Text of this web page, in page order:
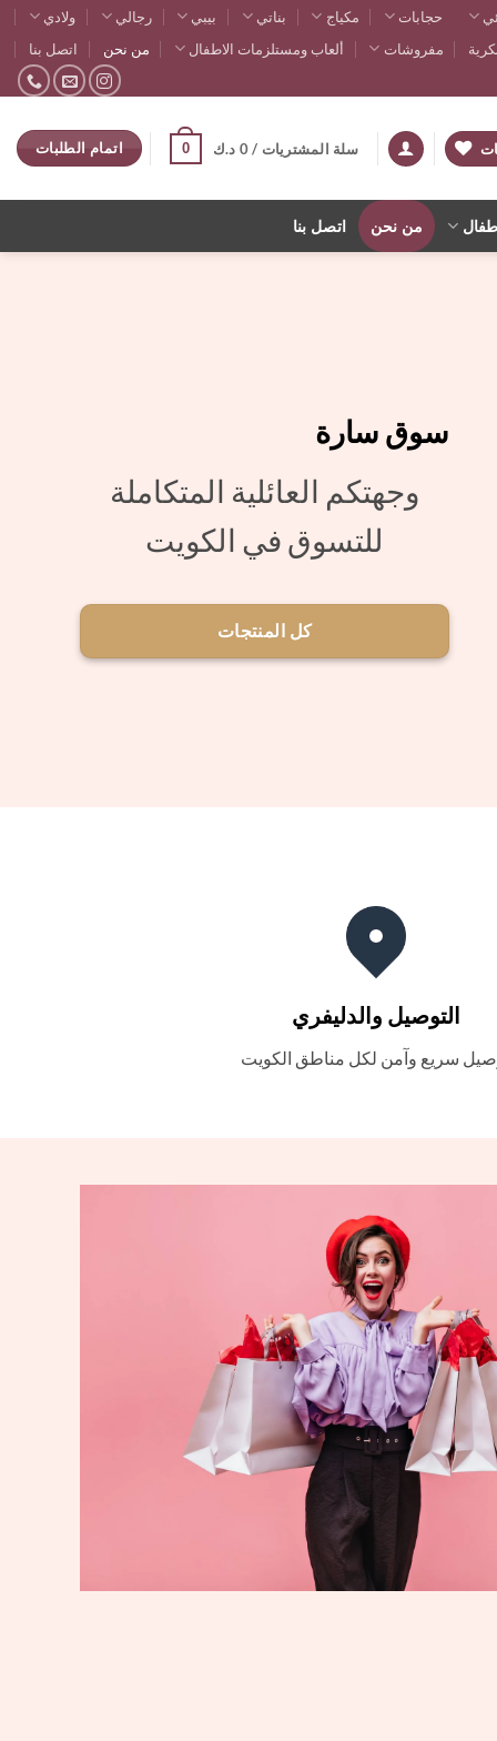
حجابات مكياج بناتي بيبي رجالي
ولادي
مفروشات ألعاب ومستلزمات الاطفال من نحن اتصل بنا
سلة المشتريات /0 د.ك 0 اتمام الطلبات
من نحن اتصل بنا
سوق سارة
وجهتكم العائلية المتكاملة
للتسوق في الكويت
كل المنتجات
التوصيل والدليفري
سريع وآمن لكل مناطق الكويت